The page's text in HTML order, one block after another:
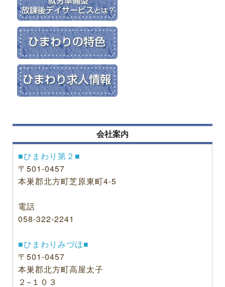
会社案内
■ひまわり第２■
〒501-0457
本巣郡北方町芝原東町4-5
電話
058-322-2241
■ひまわりみづほ■
〒501-0457
本巣郡北方町高屋太子
２−１０３